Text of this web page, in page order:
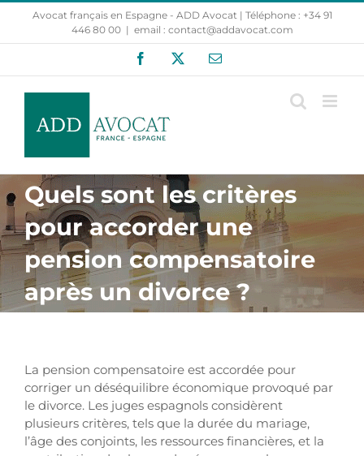
Passer
contenu
Avocat français en Espagne - ADD Avocat | Téléphone : +34 91
446 80 00 | email : contact@addavocat.com
Facebook Email
Quels sont les critères
pour accorder une
pension compensatoire
après un divorce ?
La pension compensatoire est accordée pour
corriger un déséquilibre économique provoqué par
le divorce. Les juges espagnols considèrent
plusieurs critères, tels que la durée du mariage,
l’âge des conjoints, les ressources financières, et la